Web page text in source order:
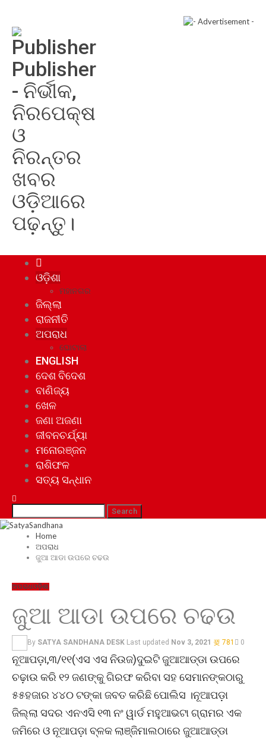
Publisher
- ନିର୍ଭୀକ,
ନିରପେକ୍ଷ
ଓ
ନିରନ୍ତର
ଖବର
ଓଡ଼ିଆରେ
ପଢ଼ନ୍ତୁ।
ଓଡ଼ିଶା
ମହାନଗର
ଜିଲ୍ଲା
ରାଜନୀତି
ଅପରାଧ
ଘୋଟାଲା
ENGLISH
ଦେଶ ବିଦେଶ
ବାଣିଜ୍ୟ
ଖେଳ
ଜଣା ଅଜଣା
ଜୀବନଚର୍ଯ୍ୟା
ମନୋରଞ୍ଜନ
ରାଶିଫଳ
ସତ୍ୟ ସନ୍ଧାନ
Home
ଅପରାଧ
ଜୁଆ ଆଡା ଉପରେ ଚଢଉ
ଅପରାଧଓଡ଼ିଶା
ଜୁଆ ଆଡା ଉପରେ ଚଢଉ
By SATYA SANDHANA DESK Last updated Nov 3, 2021 781 0
ନୂଆପଡ଼ା,୩/୧୧(ଏସ ଏସ ନିଉଜ)ଦୁଇଟି ଜୁଆଆଡ୍ଡା ଉପରେ
ଚଢ଼ାଉ କରି ୧୨ ଜଣଙ୍କୁ ଗିରଫ କରିବା ସହ ସେମାନଙ୍କଠାରୁ
୫୫ହଜାର ୪୪୦ ଟଙ୍କା ଜବତ କରିଛି ପୋଲିସ ।ନୂଆପଡ଼ା
ଜିଲ୍ଲା ସଦର ଏନଏସି ୧୩ ନଂ ୱାର୍ଡ ମହୁଆଭଟା ଗ୍ରାମର ଏକ
ଜମିରେ ଓ ନୂଆପଡ଼ା ବ୍ଳକ ଲାଞ୍ଜିମାଲଠାରେ ଜୁଆଆଡ୍ଡା